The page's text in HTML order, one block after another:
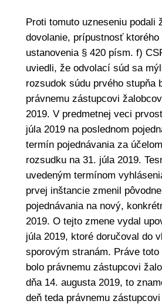
Proti tomuto uzneseniu podali
dovolanie, prípustnosť
ustanovenia § 420 písm. f)
uviedli, že odvolací súd sa
rozsudok súdu prvého stupňa
právnemu zástupcovi
2019. V predmetnej veci
júla 2019 na poslednom
termín pojednávania za
rozsudku na 31. júla 2019.
uvedeným termínom
prvej inštancie zmenil
pojednávania na nový,
2019. O tejto zmene vydal
júla 2019, ktoré doručoval do
sporovým stranám. Práve toto
bolo právnemu zástupcovi
dňa 14. augusta 2019, to
deň teda právnemu